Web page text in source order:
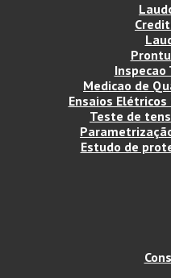
Medicao de
Ensaios
Teste de
Estudo de